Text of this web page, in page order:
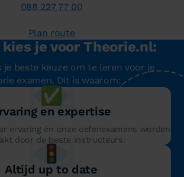
088 227 77 00
Plan route
kies je voor Theorie.nl:
je beste keuze om te leren voor je
examen. Dit is waarom:
✅
en expertise
ervaring én onze oefenexamens worden
door de beste instructeurs.
🚦
Altijd up to date